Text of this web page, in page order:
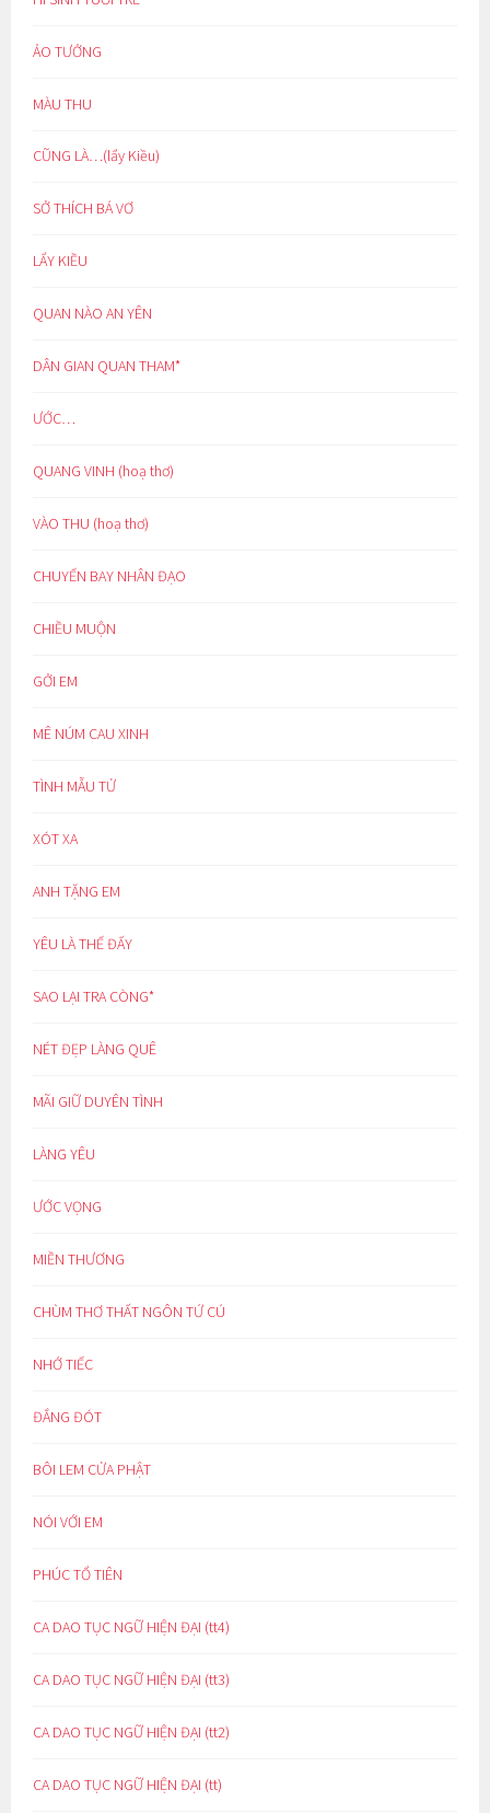
ẢO TƯỞNG
MÀU THU
CŨNG LÀ…(lẩy Kiều)
SỞ THÍCH BÁ VƠ
LẨY KIỀU
QUAN NÀO AN YÊN
DÂN GIAN QUAN THAM*
ƯỚC…
QUANG VINH (hoạ thơ)
VÀO THU (hoạ thơ)
CHUYẾN BAY NHÂN ĐẠO
CHIỀU MUỘN
GỞI EM
MÊ NÚM CAU XINH
TÌNH MẪU TỬ
XÓT XA
ANH TẶNG EM
YÊU LÀ THẾ ĐẤY
SAO LẠI TRA CÒNG*
NÉT ĐẸP LÀNG QUÊ
MÃI GIỮ DUYÊN TÌNH
LÀNG YÊU
ƯỚC VỌNG
MIỀN THƯƠNG
CHÙM THƠ THẤT NGÔN TỨ CÚ
NHỚ TIẾC
ĐẮNG ĐÓT
BÔI LEM CỬA PHẬT
NÓI VỚI EM
PHÚC TỔ TIÊN
CA DAO TỤC NGỮ HIỆN ĐẠI (tt4)
CA DAO TỤC NGỮ HIỆN ĐẠI (tt3)
CA DAO TỤC NGỮ HIỆN ĐẠI (tt2)
CA DAO TỤC NGỮ HIỆN ĐẠI (tt)